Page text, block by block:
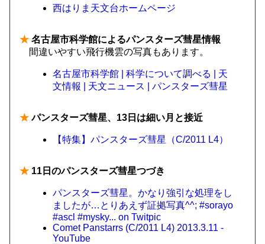
西はりま天文台ホームページ
★ 名古屋市科学館によるパンスターズ彗星情報
間違いやすい飛行機雲の写真もあります。
名古屋市科学館 | 科学について調べる | 天
文情報 | 天文ニュース | パンスターズ彗星
★パンスターズ彗星、13日は細い月と接近
【特集】パンスターズ彗星（C/2011 L4）
★ 11日のパンスターズ彗星つづき
パンスターズ彗星。かなり強引な処理をし
ましたが…とりあえず証拠写真^^; #sorayo
#ascl #mysky... on Twitpic
Comet Panstarrs (C/2011 L4) 2013.3.11 -
YouTube